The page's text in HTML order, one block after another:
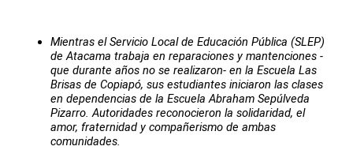
Mientras el Servicio Local de Educación Pública (SLEP)
de Atacama trabaja en reparaciones y mantenciones -
que durante años no se realizaron- en la Escuela Las
Brisas de Copiapó, sus estudiantes iniciaron las clases
en dependencias de la Escuela Abraham Sepúlveda
Pizarro. Autoridades reconocieron la solidaridad, el
amor, fraternidad y compañerismo de ambas
comunidades.